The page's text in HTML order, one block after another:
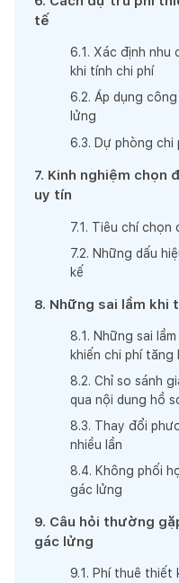
tế
6.1 . Xác định nhu
khi tính chi phí
6.2. Áp dụng
lửng
6.3. Dự phòng chi
7. Kinh nghiệm chọn
uy tín
7.1 . Tiêu chí chọn
7.2. Những dấu
kế
8. Những sai lầm khi
8.1 . Những sai
khiến chi phí tăng
8.2. Chỉ so sánh
qua nội dung hồ
8.3. Thay đổi
nhiều lần
8.4. Không phối
gác lửng
9. Câu hỏi thường
gác lửng
9.1 . Phí thuê thiết